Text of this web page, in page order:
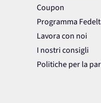
Coupon
Programma
Lavora con noi
I nostri consigli
Politiche per la